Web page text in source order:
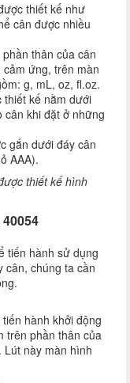
thiết kế như
cân được nhiều
thân của cân
ứng, trên màn
g, mL, oz, fl.oz.
thiết kế nằm dưới
cân khi đặt ở những
gắn dưới đáy cân
AAA).
thiết kế hình
tiến hành sử dụng
cân, chúng ta cần
hành khởi động
trên phần thân của
Lút này màn hình